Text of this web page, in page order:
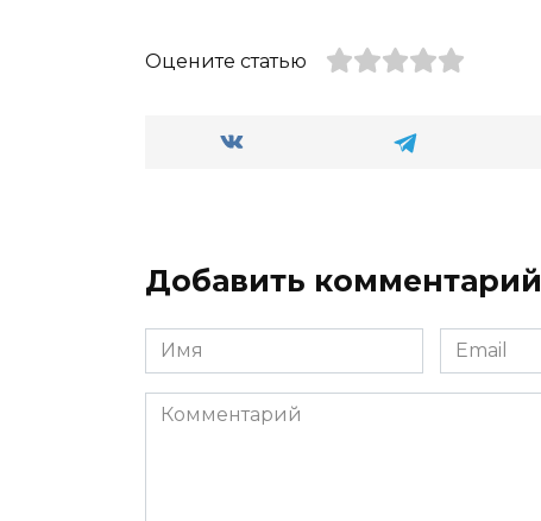
Оцените статью
Добавить комментарий
Имя
*
Email
*
Комментарий